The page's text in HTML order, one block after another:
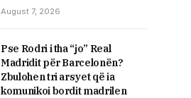
August 7, 2026
Pse Rodri i tha “jo” Real
Madridit për Barcelonën?
Zbulohen tri arsyet që ia
komunikoi bordit madrilen